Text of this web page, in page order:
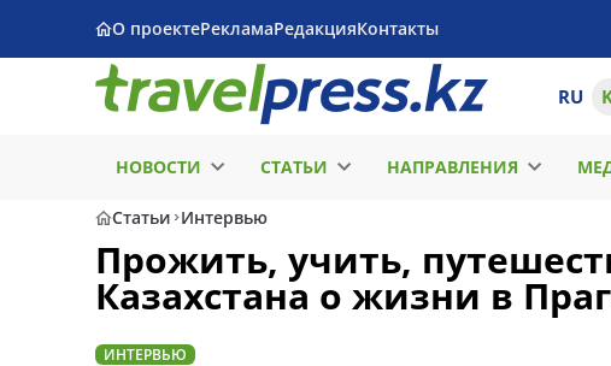
О проектеРекламаРедакцияКонтакты
RU
НОВОСТИ СТАТЬИ НАПРАВЛЕНИЯ
Статьи Интервью
Прожить, учить,
Казахстана о жизни в
ИНТЕРВЬЮ